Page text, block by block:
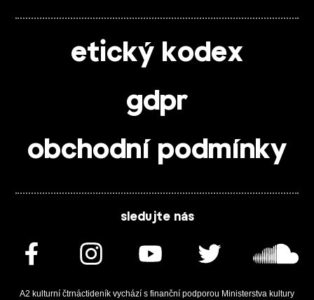
etický kodex
gdpr
obchodní podmínky
sledujte nás
A2 kulturní čtrnáctideník vychází s finanční podporou Ministerstva kultury